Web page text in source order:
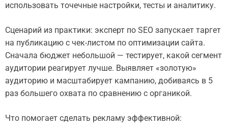
использовать точечные настройки, тесты и аналитику.
Сценарий из практики: эксперт по SEO запускает таргет
на публикацию с чек-листом по оптимизации сайта.
Сначала бюджет небольшой — тестирует, какой сегмент
аудитории реагирует лучше. Выявляет «золотую»
аудиторию и масштабирует кампанию, добиваясь в 5
раз большего охвата по сравнению с органикой.
Что помогает сделать рекламу эффективной: